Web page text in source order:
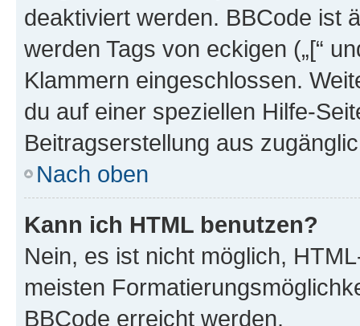
deaktiviert werden. BBCode ist
werden Tags von eckigen („[“
Klammern eingeschlossen.
du auf einer speziellen Hilfe-
Beitragserstellung aus
Nach oben
Kann ich HTML benutzen?
Nein, es ist nicht möglich,
meisten
BBCode erreicht werden.